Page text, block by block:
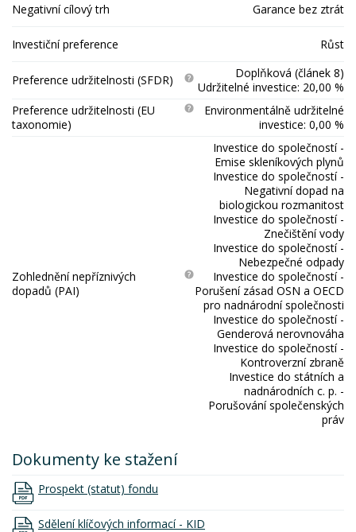
Negativní cílový trh
Garance bez ztrát
Investiční preference Růst
Preference udržitelnosti (SFDR)
Doplňková (článek 8)
Udržitelné investice: 20,00 %
Preference udržitelnosti (EU
taxonomie)
Environmentálně udržitelné
investice: 0,00 %
Zohlednění nepříznivých
dopadů (PAI)
Investice do společností -
Emise skleníkových plynů
Investice do společností -
Negativní dopad na
biologickou rozmanitost
Investice do společností -
Znečištění vody
Investice do společností -
Nebezpečné odpady
Investice do společností -
Porušení zásad OSN a OECD
pro nadnárodní společnosti
Investice do společností -
Genderová nerovnováha
Investice do společností -
Kontroverzní zbraně
Investice do státních a
nadnárodních c. p. -
Porušování společenských
práv
Dokumenty ke stažení
Prospekt (statut) fondu
Sdělení klíčových informací - KID